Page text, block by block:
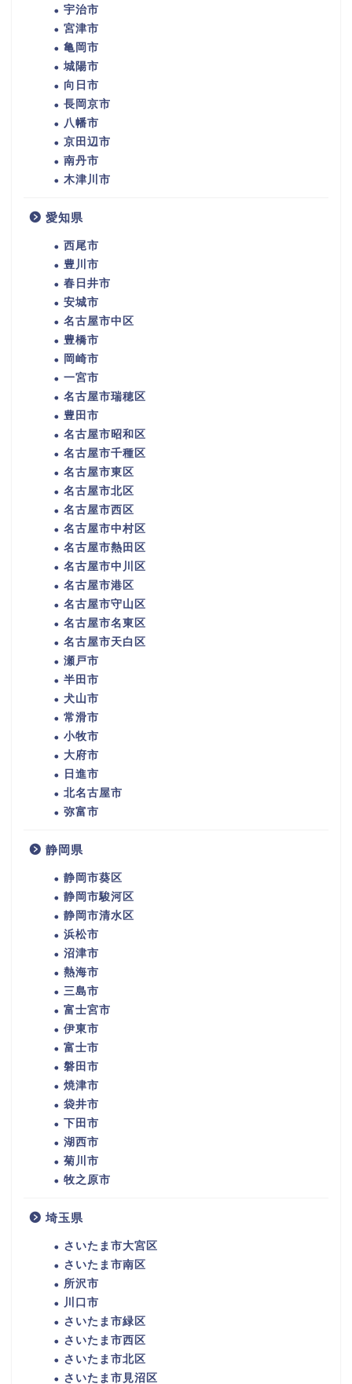
宇治市
宮津市
亀岡市
城陽市
向日市
長岡京市
八幡市
京田辺市
南丹市
木津川市
愛知県
西尾市
豊川市
春日井市
安城市
名古屋市中区
豊橋市
岡崎市
一宮市
名古屋市瑞穂区
豊田市
名古屋市昭和区
名古屋市千種区
名古屋市東区
名古屋市北区
名古屋市西区
名古屋市中村区
名古屋市熱田区
名古屋市中川区
名古屋市港区
名古屋市守山区
名古屋市名東区
名古屋市天白区
瀬戸市
半田市
犬山市
常滑市
小牧市
大府市
日進市
北名古屋市
弥富市
静岡県
静岡市葵区
静岡市駿河区
静岡市清水区
浜松市
沼津市
熱海市
三島市
富士宮市
伊東市
富士市
磐田市
焼津市
袋井市
下田市
湖西市
菊川市
牧之原市
埼玉県
さいたま市大宮区
さいたま市南区
所沢市
川口市
さいたま市緑区
さいたま市西区
さいたま市北区
さいたま市見沼区